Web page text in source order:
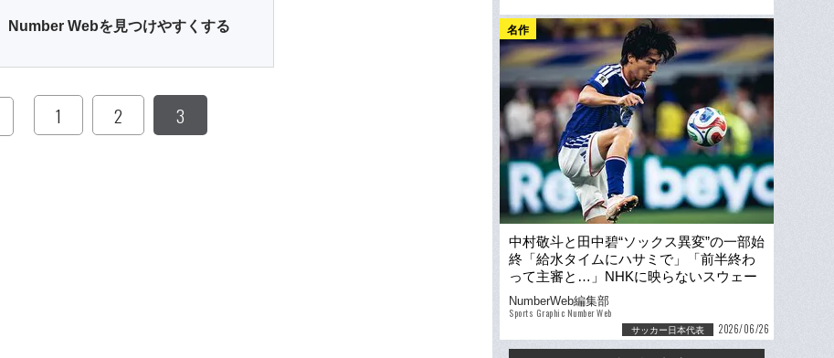
Number Webを見つけやすくする
1 2 3
名作
中村敬斗と田中碧“ソックス異変”の一部始
終「給水タイムにハサミで」「前半終わ
って主審と…」NHKに映らないスウェー
デン戦真相をカメラマンは撮った
NumberWeb編集部
Sports Graphic Number Web
サッカー日本代表 2026/06/26